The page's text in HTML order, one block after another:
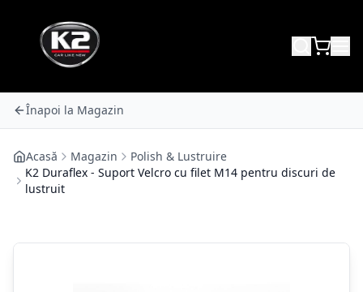
Înapoi la Magazin
Acasă Magazin
Polish & Lustruire
K2 Duraflex - Suport Velcro cu filet M14 pentru discuri de
lustruit